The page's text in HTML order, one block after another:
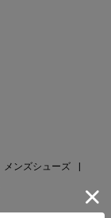
メンズシューズ